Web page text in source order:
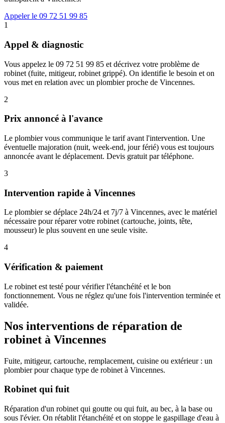
Appeler le 09 72 51 99 85
1
Appel & diagnostic
Vous appelez le 09 72 51 99 85 et décrivez votre problème de
robinet (fuite, mitigeur, robinet grippé). On identifie le besoin et on
vous met en relation avec un plombier proche de Vincennes.
2
Prix annoncé à l'avance
Le plombier vous communique le tarif avant l'intervention. Une
éventuelle majoration (nuit, week-end, jour férié) vous est toujours
annoncée avant le déplacement. Devis gratuit par téléphone.
3
Intervention rapide à Vincennes
Le plombier se déplace 24h/24 et 7j/7 à Vincennes, avec le matériel
nécessaire pour réparer votre robinet (cartouche, joints, tête,
mousseur) le plus souvent en une seule visite.
4
Vérification & paiement
Le robinet est testé pour vérifier l'étanchéité et le bon
fonctionnement. Vous ne réglez qu'une fois l'intervention terminée et
validée.
Nos interventions de réparation de
robinet à Vincennes
Fuite, mitigeur, cartouche, remplacement, cuisine ou extérieur : un
plombier pour chaque type de robinet à Vincennes.
Robinet qui fuit
Réparation d'un robinet qui goutte ou qui fuit, au bec, à la base ou
sous l'évier. On rétablit l'étanchéité et on stoppe le gaspillage d'eau à